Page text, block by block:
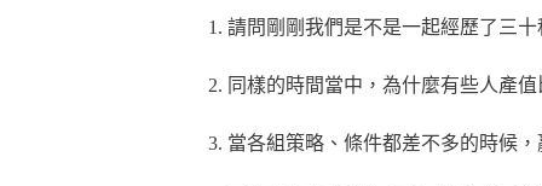
1. 請問剛剛我們是不是一起經歷了三
2. 同樣的時間當中，為什麼有些人產
3. 當各組策略、條件都差不多的時候